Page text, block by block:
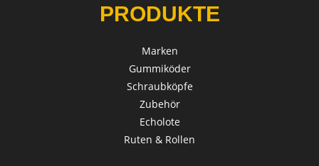
PRODUKTE
Marken
Gummiköder
Schraubköpfe
Zubehör
Echolote
Ruten & Rollen